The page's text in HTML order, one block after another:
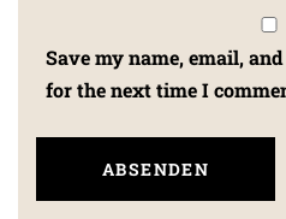
Save my name, email,
for the next time I